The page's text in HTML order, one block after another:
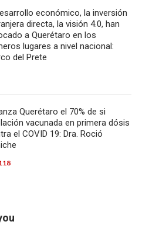
económico, la inversión
directa, la visión 4.0, han
a Querétaro en los
lugares a nivel nacional:
del Prete
Querétaro el 70% de si
vacunada en primera dósis
el COVID 19: Dra. Roció